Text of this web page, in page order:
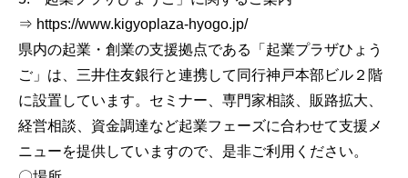
⇒ https://www.kigyoplaza-hyogo.jp/
県内の起業・創業の支援拠点である「起業プラザひょう
ご」は、三井住友銀行と連携して同行神戸本部ビル２階
に設置しています。セミナー、専門家相談、販路拡大、
経営相談、資金調達など起業フェーズに合わせて支援メ
ニューを提供していますので、是非ご利用ください。